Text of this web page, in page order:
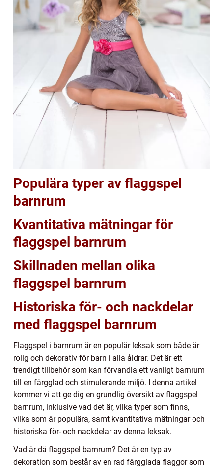
Populära typer av flaggspel
barnrum
Kvantitativa mätningar för
flaggspel barnrum
Skillnaden mellan olika
flaggspel barnrum
Historiska för- och nackdelar
med flaggspel barnrum
Flaggspel i barnrum är en populär leksak som både är
rolig och dekorativ för barn i alla åldrar. Det är ett
trendigt tillbehör som kan förvandla ett vanligt barnrum
till en färgglad och stimulerande miljö. I denna artikel
kommer vi att ge dig en grundlig översikt av flaggspel
barnrum, inklusive vad det är, vilka typer som finns,
vilka som är populära, samt kvantitativa mätningar och
historiska för- och nackdelar av denna leksak.
Vad är då flaggspel barnrum? Det är en typ av
dekoration som består av en rad färgglada flaggor som